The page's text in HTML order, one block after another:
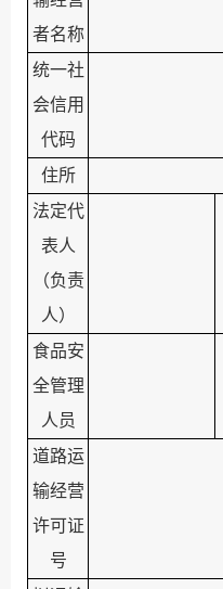
者名称
统一社
会信用
代码
住所
法定代
表人
（负责
人）
食品安
全管理
人员
道路运
输经营
许可证
号